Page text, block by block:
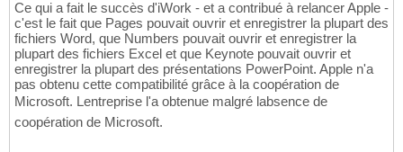
Ce qui a fait le succès d'iWork - et a contribué à relancer Apple -
c'est le fait que Pages pouvait ouvrir et enregistrer la plupart des
fichiers Word, que Numbers pouvait ouvrir et enregistrer la
plupart des fichiers Excel et que Keynote pouvait ouvrir et
enregistrer la plupart des présentations PowerPoint. Apple n'a
pas obtenu cette compatibilité grâce à la coopération de
Microsoft. Lentreprise l'a obtenue malgré labsence de
coopération de Microsoft.